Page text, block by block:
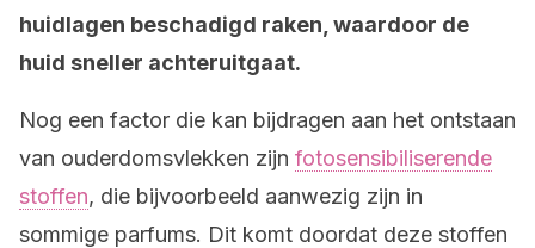
huidlagen beschadigd raken, waardoor de
huid sneller achteruitgaat.
Nog een factor die kan bijdragen aan het ontstaan
van ouderdomsvlekken zijn fotosensibiliserende
stoffen, die bijvoorbeeld aanwezig zijn in
sommige parfums. Dit komt doordat deze stoffen